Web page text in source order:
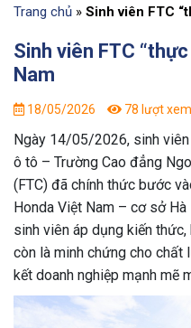
Trang chủ » Sinh viên FTC
Sinh viên FTC
Nam
18/05/2026 78 lượt xem
Ngày 14/05/2026, sinh viên
ô tô – Trường Cao đẳng
(FTC) đã chính thức bước
Honda Việt Nam – cơ sở
sinh viên áp dụng kiến
còn là minh chứng cho
kết doanh nghiệp mạnh mẽ